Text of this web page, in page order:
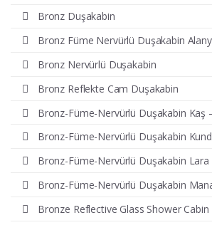
Bronz Duşakabin
Bronz Füme Nervürlü Duşakabin
Bronz Nervürlü Duşakabin
Bronz Reflekte Cam Duşakabin
Bronz-Füme-Nervürlü Duşakabin Kaş
Bronz-Füme-Nervürlü Duşakabin
Bronz-Füme-Nervürlü Duşakabin Lara
Bronz-Füme-Nervürlü Duşakabin
Bronze Reflective Glass Shower Cabin